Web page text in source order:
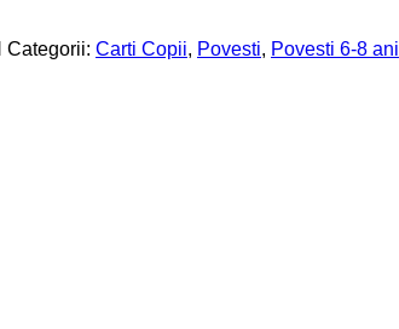
Categorii: Carti Copii, Povesti, Povesti 6-8 ani